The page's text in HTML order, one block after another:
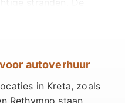
in Engelse letters
of ID-kaart, een
wanneer u de
van Agia Pelagia
aan.
en gezellige cafés
autoverhuur
in Kreta, zoals
Rethymno staan